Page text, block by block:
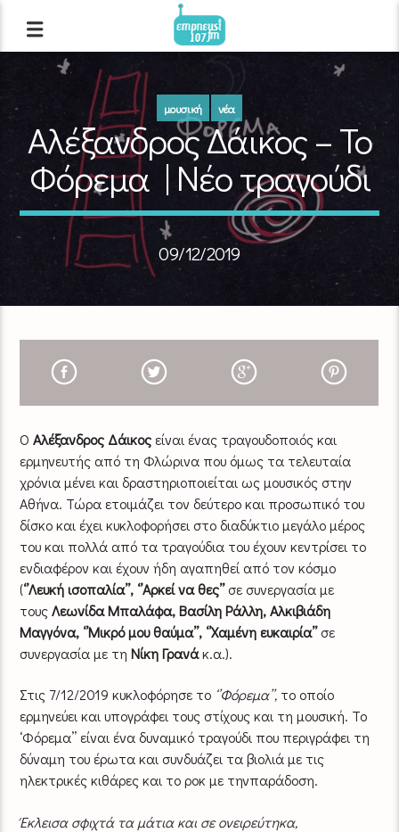
μουσική νέα
Αλέξανδρος Δάικος – Το
Φόρεμα | Νέο τραγούδι
09/12/2019
ΟΑλέξανδρος Δάικοςείναι ένας τραγουδοποιός και
ερμηνευτής από τη Φλώρινα που όμως τα τελευταία
χρόνια μένει και δραστηριοποιείται ως μουσικός στην
Αθήνα. Τώρα ετοιμάζει τον δεύτερο και προσωπικό του
δίσκο και έχει κυκλοφορήσει στο διαδύκτιο μεγάλο μέρος
του και πολλά από τα τραγούδια του έχουν κεντρίσει το
ενδιαφέρον και έχουν ήδη αγαπηθεί από τον κόσμο
(‘’Λευκή ισοπαλία’’, ‘’Αρκεί να θες’’σε συνεργασία με
τουςΛεωνίδα Μπαλάφα, Βασίλη Ράλλη, Αλκιβιάδη
Μαγγόνα, ‘’Μικρό μου θαύμα’’, ‘’Χαμένη ευκαιρία’’σε
συνεργασία με τηΝίκη Γρανάκ.α.).
Στις 7/12/2019 κυκλοφόρησε το ‘’Φόρεμα’’, το οποίο
ερμηνεύει και υπογράφει τους στίχους και τη μουσική. Το
‘Φόρεμα’’ είναι ένα δυναμικό τραγούδι που περιγράφει τη
δύναμη του έρωτα και συνδυάζει τα βιολιά με τις
ηλεκτρικές κιθάρες και το ροκ με τηνπαράδοση.
Έκλεισα σφιχτά τα μάτια και σε ονειρεύτηκα,